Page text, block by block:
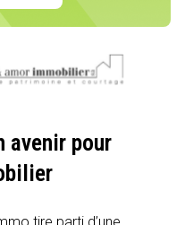
avenir pour
tire parti d’une